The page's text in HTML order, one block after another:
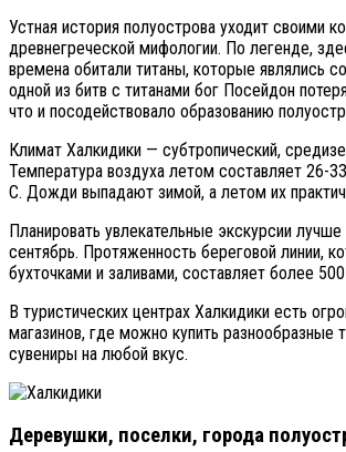
Устная история полуострова уходит своими
древнегреческой мифологии. По легенде,
времена обитали титаны, которые являлись
одной из битв с титанами бог Посейдон
что и посодействовало образованию
Климат Халкидики — субтропический,
Температура воздуха летом составляет 26-
С. Дожди выпадают зимой, а летом их
Планировать увлекательные экскурсии
сентябрь. Протяженность береговой линии,
бухточками и заливами, составляет более
В туристических центрах Халкидики есть
магазинов, где можно купить разнообразные
сувениры на любой вкус.
Деревушки, поселки, города